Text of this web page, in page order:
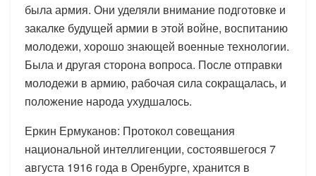
была армия. Они уделяли внимание подготовке и
закалке будущей армии в этой войне, воспитанию
молодежи, хорошо знающей военные технологии.
Была и другая сторона вопроса. После отправки
молодежи в армию, рабочая сила сокращалась, и
положение народа ухудшалось.
Еркин Ермуканов: Протокол совещания
национальной интеллигенции, состоявшегося 7
августа 1916 года в Оренбурге, хранится в